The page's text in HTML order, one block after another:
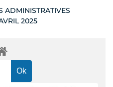
ADMINISTRATIVES
2025